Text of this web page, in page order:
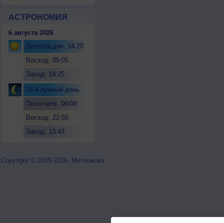
АСТРОНОМИЯ
6 августа 2026
Долгота дня: 14:20
Восход: 05:05
Заход: 19:25
24-й лунный день
Посл.четв. 06/08
Восход: 22:55
Заход: 13:43
Copyright © 2009-2026, Метеонова